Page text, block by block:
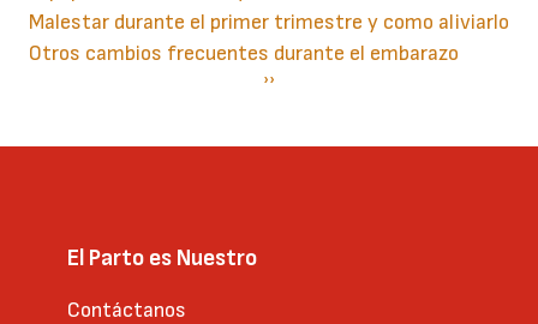
Malestar durante el primer trimestre y como aliviarlo
Otros cambios frecuentes durante el embarazo
Siguiente
››
El Parto es Nuestro
Contáctanos